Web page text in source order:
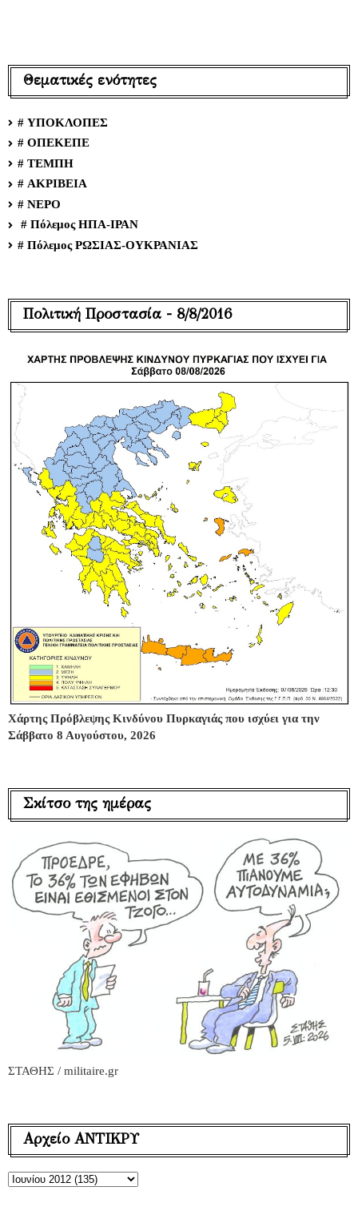
Θεματικές ενότητες
# ΥΠΟΚΛΟΠΕΣ
# ΟΠΕΚΕΠΕ
# ΤΕΜΠΗ
# ΑΚΡΙΒΕΙΑ
# ΝΕΡΟ
# Πόλεμος ΗΠΑ-ΙΡΑΝ
# Πόλεμος ΡΩΣΙΑΣ-ΟΥΚΡΑΝΙΑΣ
Πολιτική Προστασία - 8/8/2016
Χάρτης Πρόβλεψης Κινδύνου Πυρκαγιάς που ισχύει για την
Σάββατο 8 Αυγούστου, 2026
Σκίτσο της ημέρας
ΣΤΑΘΗΣ / militaire.gr
Αρχείο ΑΝΤΙΚΡΥ